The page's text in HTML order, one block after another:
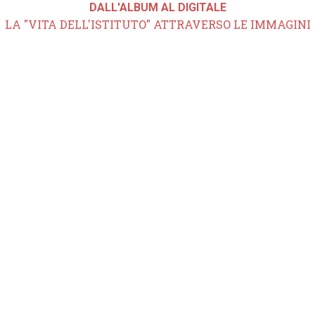
DALL'ALBUM AL DIGITALE
LA "VITA DELL'ISTITUTO" ATTRAVERSO LE IMMAGINI